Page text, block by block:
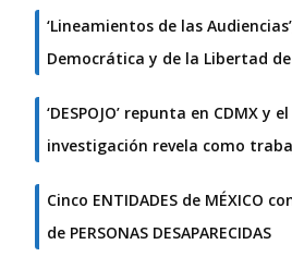
‘Lineamientos de las
Democrática y de la Libertad
‘DESPOJO’ repunta en CDMX y
investigación revela como
Cinco ENTIDADES de MÉXICO
de PERSONAS DESAPARECIDAS